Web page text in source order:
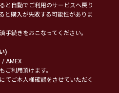
と自動でご利用のサービスへ戻り
と購入が失敗する可能性がありま
続きをおこなってください。
)
/ AMEX
ご利用頂けます。
てご本人様確認をさせていただく